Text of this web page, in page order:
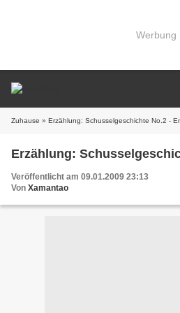
Werbung
Zuhause » Erzählung: Schusselgeschichte No.2 -
Erzählung:
Veröffentlicht am 09.01.2009 23:13
Von Xamantao